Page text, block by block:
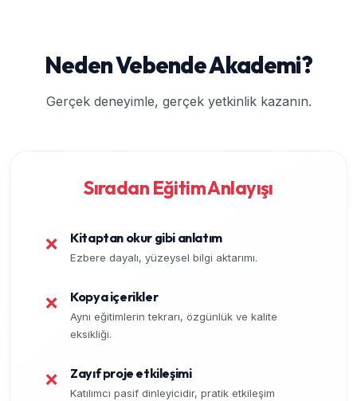
Neden Vebende Akademi?
Gerçek deneyimle, gerçek yetkinlik kazanın.
Sıradan Eğitim Anlayışı
❌ Kitaptan okur gibi anlatım
Ezbere dayalı, yüzeysel bilgi aktarımı.
❌ Kopya içerikler
Aynı eğitimlerin tekrarı, özgünlük ve kalite
eksikliği.
❌ Zayıf proje etkileşimi
Katılımcı pasif dinleyicidir, pratik etkileşim